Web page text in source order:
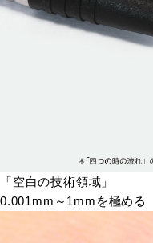
「空白の技術領域」
0.001mm～1mmを極める